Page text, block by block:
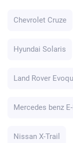
Chevrolet Cruze
Hyundai Solaris
Land Rover
Mercedes benz
Nissan X-Trail